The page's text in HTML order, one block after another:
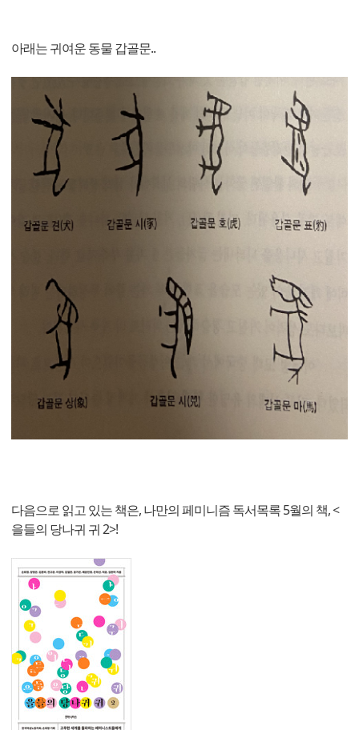
아래는 귀여운 동물 갑골문..
다음으로 읽고 있는 책은, 나만의 페미니즘 독서목록 5월의 책, <
을들의 당나귀 귀 2>!